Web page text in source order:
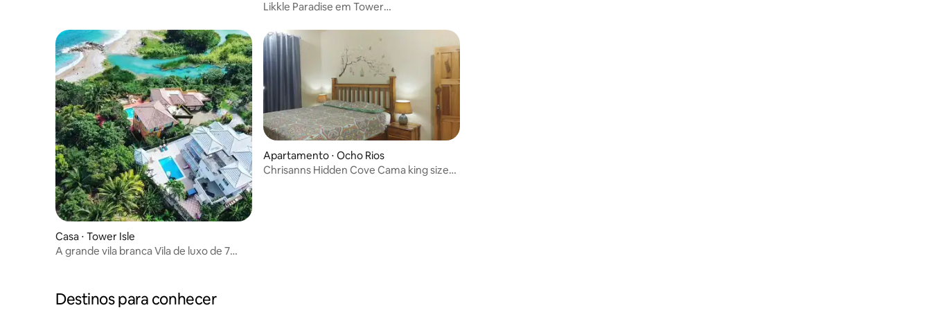
Likkle Paradise em Tower
Casa ⋅ Tower Isle
A grande vila branca Vila de luxo de 7
Apartamento ⋅ Ocho Rios
Chrisanns Hidden Cove Cama king size
Destinos para conhecer